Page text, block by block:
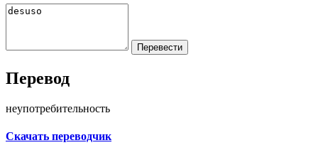
Перевод
неупотребительность
Скачать переводчик